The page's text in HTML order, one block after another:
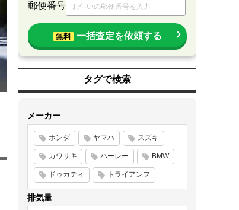
郵便番号
無料 一括査定を依頼する
タグで検索
メーカー
ホンダ ヤマハ スズキ
カワサキ ハーレー BMW
ドゥカティ トライアンフ
排気量